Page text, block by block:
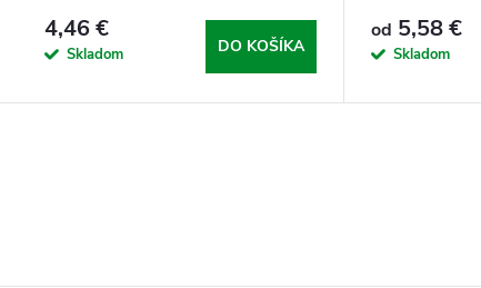
4,46 €
Skladom DO KOŠÍKA
od 5,58 €
Skladom